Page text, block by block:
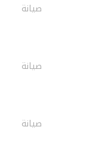
صيانة
صيانة
صيانة